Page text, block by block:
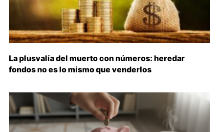
La plusvalía del muerto con números: heredar
fondos no es lo mismo que venderlos